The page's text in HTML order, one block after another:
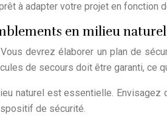
à adapter votre projet en fonction
en milieu naturel
devrez élaborer un plan de
de secours doit être garanti, ce
naturel est essentielle.
de sécurité.